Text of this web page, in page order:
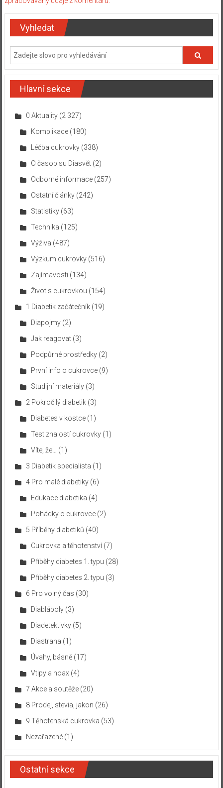
Vyhledat
Hlavní sekce
0 Aktuality(2 327)
Komplikace(180)
Léčba cukrovky(338)
O časopisu Diasvět(2)
Odborné informace(257)
Ostatní články(242)
Statistiky(63)
Technika (125)
Výživa (487)
Výzkum cukrovky(516)
Zajímavosti (134)
Život s cukrovkou (154)
1 Diabetik začátečník(19)
Diapojmy(2)
Jak reagovat(3)
Podpůrné prostředky(2)
První info o cukrovce(9)
Studijní materiály(3)
2 Pokročilý diabetik(3)
Diabetes v kostce(1)
Test znalostí cukrovky(1)
Víte, že…
(1)
3 Diabetik specialista (1)
4 Pro malé diabetiky(6)
Edukace diabetika (4)
Pohádky o cukrovce(2)
5 Příběhy diabetiků (40)
Cukrovka a těhotenství(7)
Příběhy diabetes 1. typu (28)
Příběhy diabetes 2. typu (3)
6 Pro volný čas (30)
Diabláboly(3)
Diadetektivky(5)
Diastrana (1)
Úvahy, básně(17)
Vtipy a hoax (4)
7 Akce a soutěže(20)
8 Prodej, stevia, jakon (26)
9 Těhotenská cukrovka (53)
Nezařazené(1)
Ostatní sekce